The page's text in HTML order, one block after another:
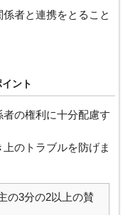
者と連携をとること
ント
の権利に十分配慮す
のトラブルを防げま
の3分の2以上の賛